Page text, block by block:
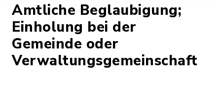
Amtliche Beglaubigung;
Einholung bei der
Gemeinde oder
Verwaltungsgemeinschaft